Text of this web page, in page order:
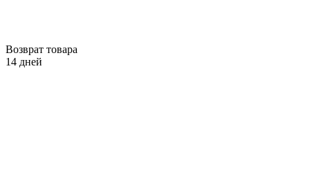
Возврат товара
14 дней